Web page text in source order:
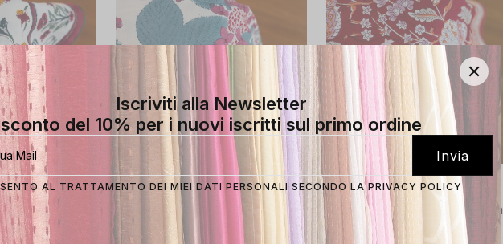
Iscriviti alla Newsletter
sconto del 10% per i nuovi iscritti sul primo ordine
AL TRATTAMENTO DEI MIEI DATI PERSONALI SECONDO LAPRIVACY POLICY
Cotone
Natura
Muraco Telo Multiuso M –
180×270 cm, cotone, foglie
verdi con fiori
Muraco Telo Multiuso
Rosso/Arancio 180×270 cm
Cotone 800gr